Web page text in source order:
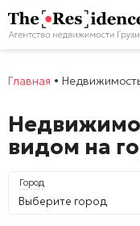
Главная •
видом на
Город
Выберите город